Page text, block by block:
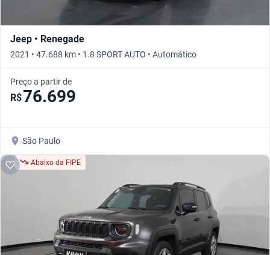
Jeep • Renegade
2021 • 47.688 km • 1.8 SPORT AUTO • Automático
Preço a partir de
R$76.699
São Paulo
Abaixo da FIPE